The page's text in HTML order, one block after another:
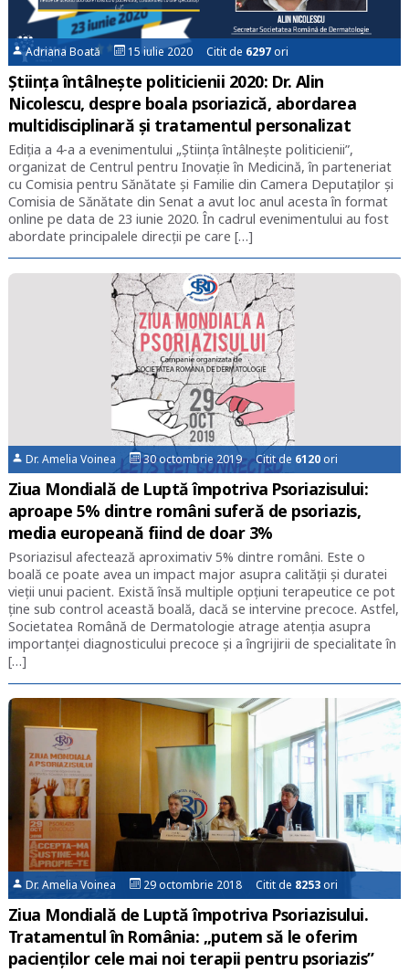
Adriana Boată 15 iulie 2020 Citit de 6297ori
Știința întâlnește politicienii 2020: Dr. Alin
Nicolescu, despre boala psoriazică, abordarea
multidisciplinară și tratamentul personalizat
Ediția a 4-a a evenimentului „Știința întâlnește politicienii”,
organizat de Centrul pentru Inovație în Medicină, în parteneriat
cu Comisia pentru Sănătate și Familie din Camera Deputaților și
Comisia de Sănătate din Senat a avut loc anul acesta în format
online pe data de 23 iunie 2020. În cadrul evenimentului au fost
abordate principalele direcții pe care […]
Dr. Amelia Voinea 30 octombrie 2019 Citit de 6120 ori
Ziua Mondială de Luptă împotriva Psoriazisului:
aproape 5% dintre români suferă de psoriazis,
media europeană fiind de doar 3%
Psoriazisul afectează aproximativ 5% dintre români. Este o
boală ce poate avea un impact major asupra calității și duratei
vieții unui pacient. Există însă multiple opțiuni terapeutice ce pot
ține sub control această boală, dacă se intervine precoce. Astfel,
Societatea Română de Dermatologie atrage atenția asupra
importanței diagnosticului precoce și a îngrijirii de specialitate în
[…]
Dr. Amelia Voinea 29 octombrie 2018 Citit de 8253ori
Ziua Mondială de Luptă împotriva Psoriazisului.
Tratamentul în România: „putem să le oferim
pacienţilor cele mai noi terapii pentru psoriazis”